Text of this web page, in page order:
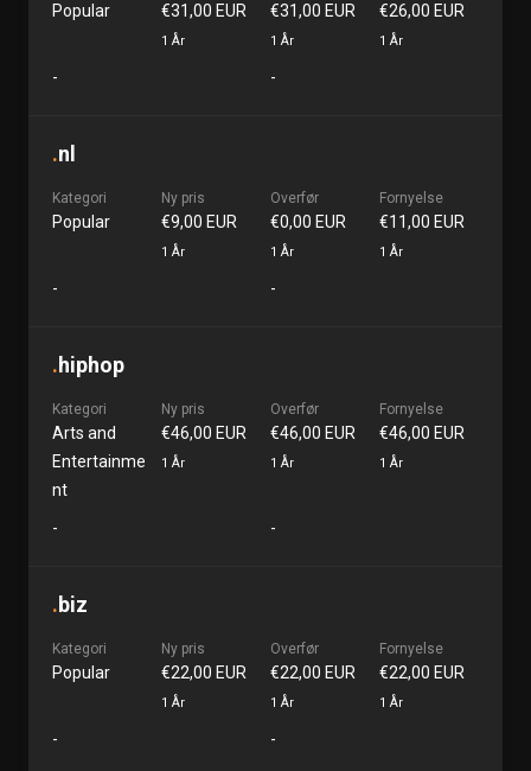
Popular €31,00 EUR
1 År
€31,00 EUR
1 År
€26,00 EUR
1 År
- -
.nl
Kategori
Popular
Ny pris
€9,00 EUR
1 År
Overfør
€0,00 EUR
1 År
Fornyelse
€11,00 EUR
1 År
- -
.hiphop
Kategori
Arts and
Entertainme
nt
Ny pris
€46,00 EUR
1 År
Overfør
€46,00 EUR
1 År
Fornyelse
€46,00 EUR
1 År
- -
.biz
Kategori
Popular
Ny pris
€22,00 EUR
1 År
Overfør
€22,00 EUR
1 År
Fornyelse
€22,00 EUR
1 År
- -